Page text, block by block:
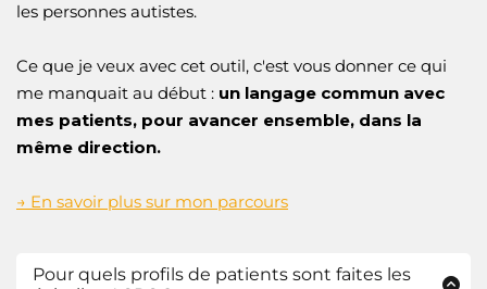
les personnes autistes.
Ce que je veux avec cet outil, c'est vous donner ce qui
me manquait au début : un langage commun avec
mes patients, pour avancer ensemble, dans la
même direction.
→ En savoir plus sur mon parcours
Pour quels profils de patients sont faites les